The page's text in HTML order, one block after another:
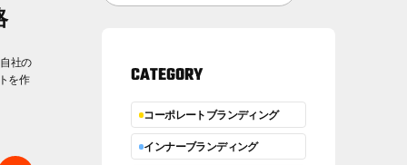
社の
を作
CATEGORY
コーポレートブランディング
インナーブランディング